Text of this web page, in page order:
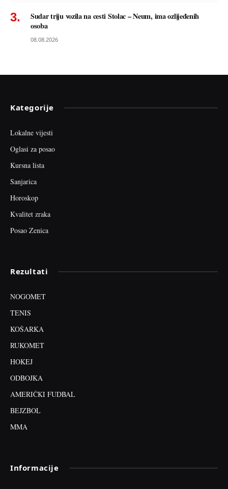
Sudar triju vozila na cesti Stolac – Neum, ima ozlijeđenih
osoba
08.08.2026
Kategorije
Lokalne vijesti
Oglasi za posao
Kursna lista
Sanjarica
Horoskop
Kvalitet zraka
Posao Zenica
Rezultati
NOGOMET
TENIS
KOŠARKA
RUKOMET
HOKEJ
ODBOJKA
AMERIČKI FUDBAL
BEJZBOL
MMA
Informacije